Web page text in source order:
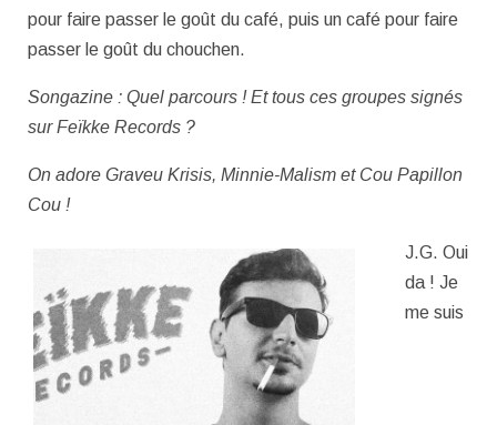
pour faire passer le goût du café, puis un café pour faire
passer le goût du chouchen.
Songazine : Quel parcours ! Et tous ces groupes signés
sur Feïkke Records ?
On adore Graveu Krisis, Minnie-Malism et Cou Papillon
Cou !
J.G. Oui
da ! Je
me suis